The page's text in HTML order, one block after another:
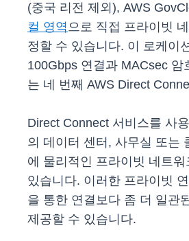
(중국 리전 제외), AWS
컬 영역으로 직접 프라이빗
정할 수 있습니다. 이 로케이
100Gbps 연결과 MACsec 암
는 네 번째 AWS Direct
Direct Connect 서비스를 사
의 데이터 센터, 사무실 또는
에 물리적인 프라이빗 네트
있습니다. 이러한 프라이빗
을 통한 연결보다 좀 더 일관
제공할 수 있습니다.